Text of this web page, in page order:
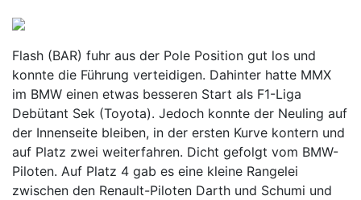
Flash (BAR) fuhr aus der Pole Position gut los und
konnte die Führung verteidigen. Dahinter hatte MMX
im BMW einen etwas besseren Start als F1-Liga
Debütant Sek (Toyota). Jedoch konnte der Neuling auf
der Innenseite bleiben, in der ersten Kurve kontern und
auf Platz zwei weiterfahren. Dicht gefolgt vom BMW-
Piloten. Auf Platz 4 gab es eine kleine Rangelei
zwischen den Renault-Piloten Darth und Schumi und